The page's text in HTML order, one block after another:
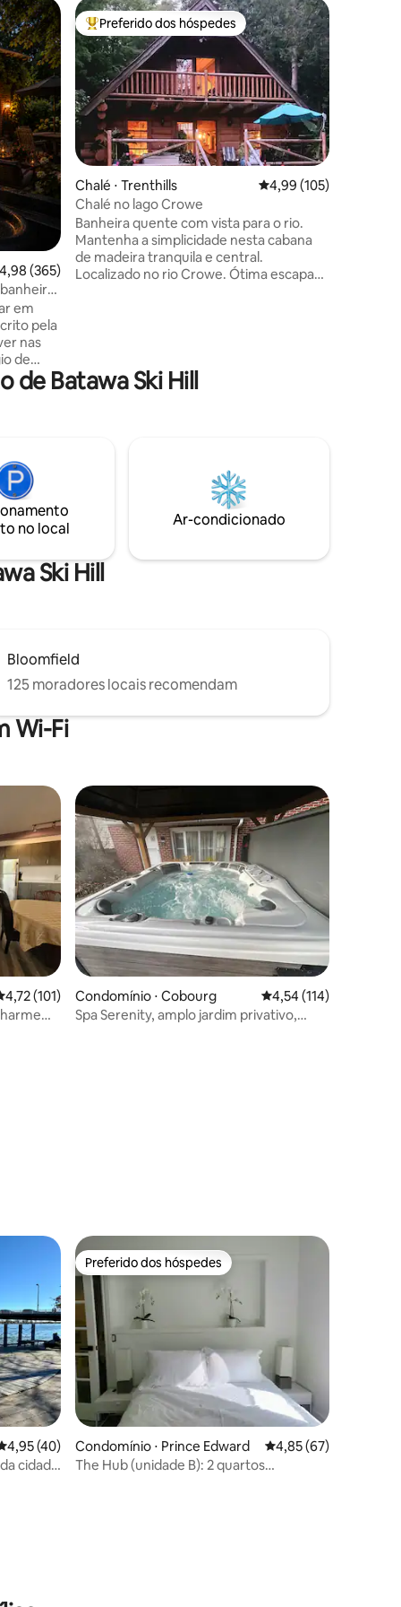
hóspedes
de uma avaliação média de 5, 365 avaliações
4,98 (365)
em
nas
uma
Entre os melhores preferidos dos hóspedes
Preferido dos hóspedes
Chalé ⋅ Trenthills 4,99 de uma avaliação
4,99 (105)
Chalé no lago Crowe
Banheira quente com vista para o rio.
Mantenha a simplicidade nesta cabana
de madeira tranquila e central.
Localizado no rio Crowe. Ótima escapada
uma escapada de fim de semana
durante todo o ano ou uma estadia de
horas de Toronto e Ottawa.
de Batawa Ski Hill
no local
Ar-condicionado
Ski Hill
Bloomfield
125 moradores locais recomendam
Wi-Fi
de uma avaliação média de 5, 101 avaliações
4,72 (101)
Condomínio ⋅ Cobourg 4,54 de uma avaliação
4,54 (114)
Spa Serenity, amplo jardim privativo,
hóspedes
de uma avaliação média de 5, 40 avaliações
4,95 (40)
cidade
Preferido dos hóspedes
Preferido dos hóspedes
Condomínio ⋅ Prince Edward 4,85 de uma
4,85 (67)
The Hub (unidade B): 2 quartos